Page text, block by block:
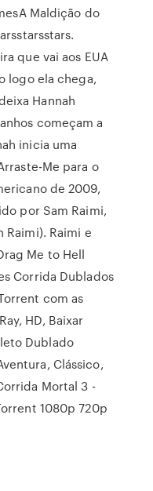
Maldição do
que vai aos EUA
logo ela chega,
Hannah
começam a
inicia uma
Me para o
de 2009,
por Sam Raimi,
Raimi e
Me to Hell
Corrida Dublados
com as
HD, Baixar
Dublado
Clássico,
Mortal 3 -
1080p 720p